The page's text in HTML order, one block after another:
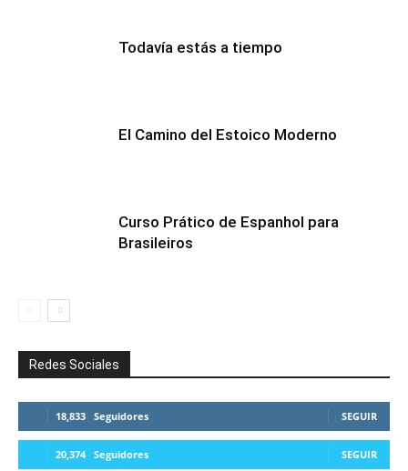
Todavía estás a tiempo
El Camino del Estoico Moderno
Curso Prático de Espanhol para
Brasileiros
Redes Sociales
18,833 Seguidores SEGUIR
20,374 Seguidores SEGUIR